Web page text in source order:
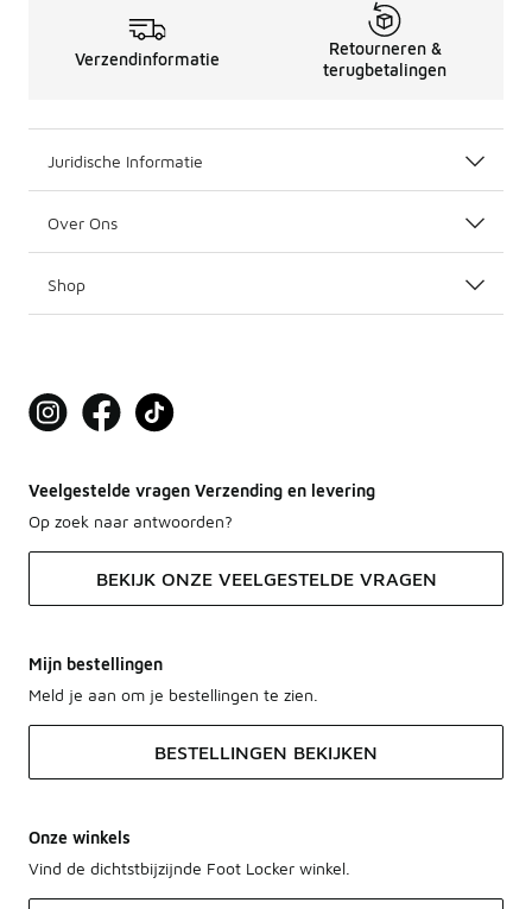
Verzendinformatie
Retourneren &
terugbetalingen
Juridische Informatie
Over Ons
Shop
Veelgestelde vragen Verzending en levering
Op zoek naar antwoorden?
BEKIJK ONZE VEELGESTELDE VRAGEN
Mijn bestellingen
Meld je aan om je bestellingen te zien.
BESTELLINGEN BEKIJKEN
Onze winkels
Vind de dichtstbijzijnde Foot Locker winkel.